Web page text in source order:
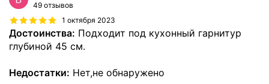
49 отзывов
1 октября 2023
Достоинства: Подходит под кухонный гарнитур
глубиной 45 см.
Недостатки: Нет,не обнаружено